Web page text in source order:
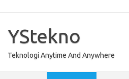
content
YStekno
Teknologi Anytime And Anywhere